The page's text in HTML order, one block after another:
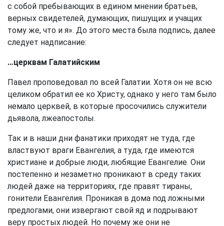
с собой пребывающих в едином мнении братьев,
верных свидетелей, думающих, пишущих и учащих
тому же, что и я». До этого места была подпись, далее
следует надписание:
…церквам Галатийским
Павел проповедовал по всей Галатии. Хотя он не всю
целиком обратил ее ко Христу, однако у него там было
немало церквей, в которые просочились служители
дьявола, лжеапостолы.
Так и в наши дни фанатики приходят не туда, где
властвуют враги Евангелия, а туда, где имеются
христиане и добрые люди, любящие Евангелие. Они
постепенно и незаметно проникают в среду таких
людей даже на территориях, где правят тираны,
гонители Евангелия. Проникая в дома под ложными
предлогами, они извергают свой яд и подрывают
веру простых людей. Но почему же они не